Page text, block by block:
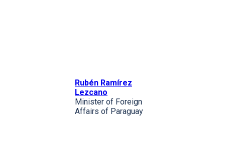
Rubén Ramírez
Lezcano
Minister of Foreign
Affairs of Paraguay